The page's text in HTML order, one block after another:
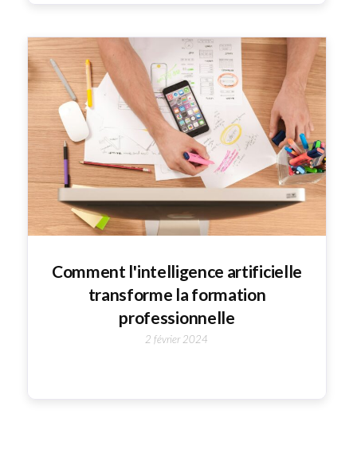
Comment l'intelligence artificielle
transforme la formation
professionnelle
2 février 2024